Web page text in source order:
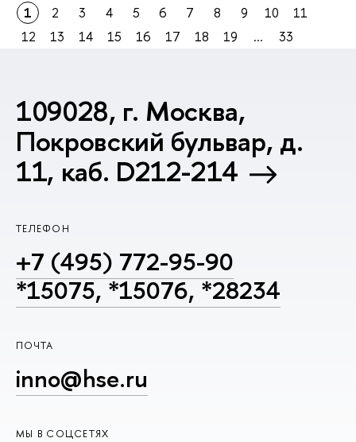
1 2 3 4 5 6 7 8 9 10
11
12
13 14 15 16 17 18 19 ... 33
109028, г. Москва,
Покровский бульвар, д.
11, каб. D212-214
ТЕЛЕФОН
+7 (495) 772-95-90
*15075, *15076, *28234
ПОЧТА
inno@hse.ru
МЫ В СОЦСЕТЯХ